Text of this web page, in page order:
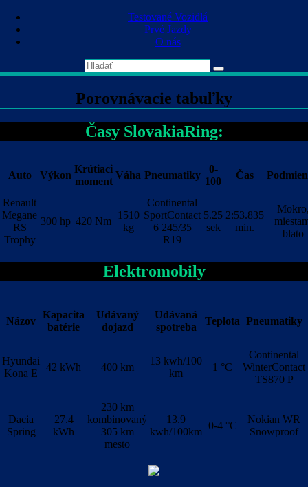
Skip
to
content
Testované Vozidlá
Prvé Jazdy
O nás
Porovnávacie tabuľky
Časy SlovakiaRing:
Auto Výkon
Krútiaci
moment
Váha Pneumatiky
0-
100
Čas
Renault
Megane
RS
Trophy
300 hp 420 Nm
1510
kg
Continental
SportContact
6 245/35
R19
5.25
sek
2:53.835
min.
blato
Elektromobily
Názov
Kapacita
batérie
Udávaný
dojazd
Udávaná
spotreba
Teplota Pneumatiky
Hyundai
Kona E
42 kWh 400 km
13 kwh/100
km
1 °C
Continental
WinterContact
TS870 P
Dacia
Spring
27.4
kWh
230 km
kombinovaný
305 km
mesto
13.9
kwh/100km
0-4 °C
Nokian WR
Snowproof